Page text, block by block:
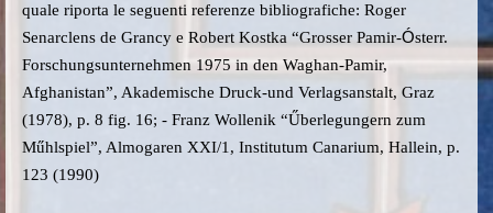
quale riporta le seguenti referenze bibliografiche: Roger
Senarclens de Grancy e Robert Kostka “Grosser Pamir-Ósterr.
Forschungsunternehmen 1975 in den Waghan-Pamir,
Afghanistan”, Akademische Druck-und Verlagsanstalt, Graz
(1978), p. 8 fig. 16; - Franz Wollenik “Űberlegungern zum
Műhlspiel”, Almogaren XXI/1, Institutum Canarium, Hallein, p.
123 (1990)